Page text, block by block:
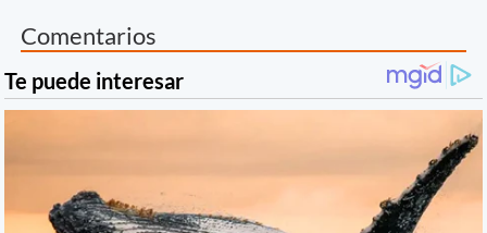
Comentarios